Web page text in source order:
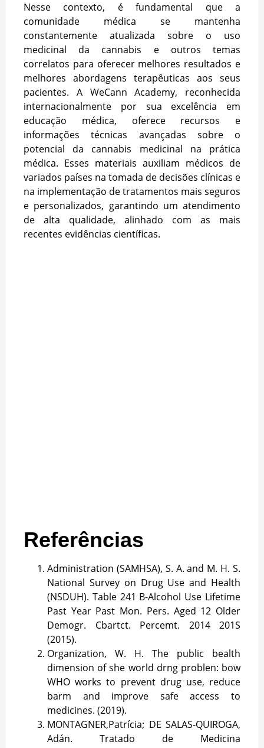
Nesse contexto, é fundamental que a
comunidade médica se mantenha
constantemente atualizada sobre o uso
medicinal da cannabis e outros temas
correlatos para oferecer melhores resultados e
melhores abordagens terapêuticas aos seus
pacientes. A WeCann Academy, reconhecida
internacionalmente por sua excelência em
educação médica, oferece recursos e
informações técnicas avançadas sobre o
potencial da cannabis medicinal na prática
médica. Esses materiais auxiliam médicos de
variados países na tomada de decisões clínicas e
na implementação de tratamentos mais seguros
e personalizados, garantindo um atendimento
de alta qualidade, alinhado com as mais
recentes evidências científicas.
Referências
Administration (SAMHSA), S. A. and M. H. S.
National Survey on Drug Use and Health
(NSDUH). Table 241 B-Alcohol Use Lifetime
Past Year Past Mon. Pers. Aged 12 Older
Demogr. Cbartct. Percemt. 2014 201S
(2015).
Organization, W. H. The public bealth
dimension of she world drng problen: bow
WHO works to prevent drug use, reduce
barm and improve safe access to
medicines. (2019).
MONTAGNER,Patrícia; DE SALAS-QUIROGA,
Adán. Tratado de Medicina